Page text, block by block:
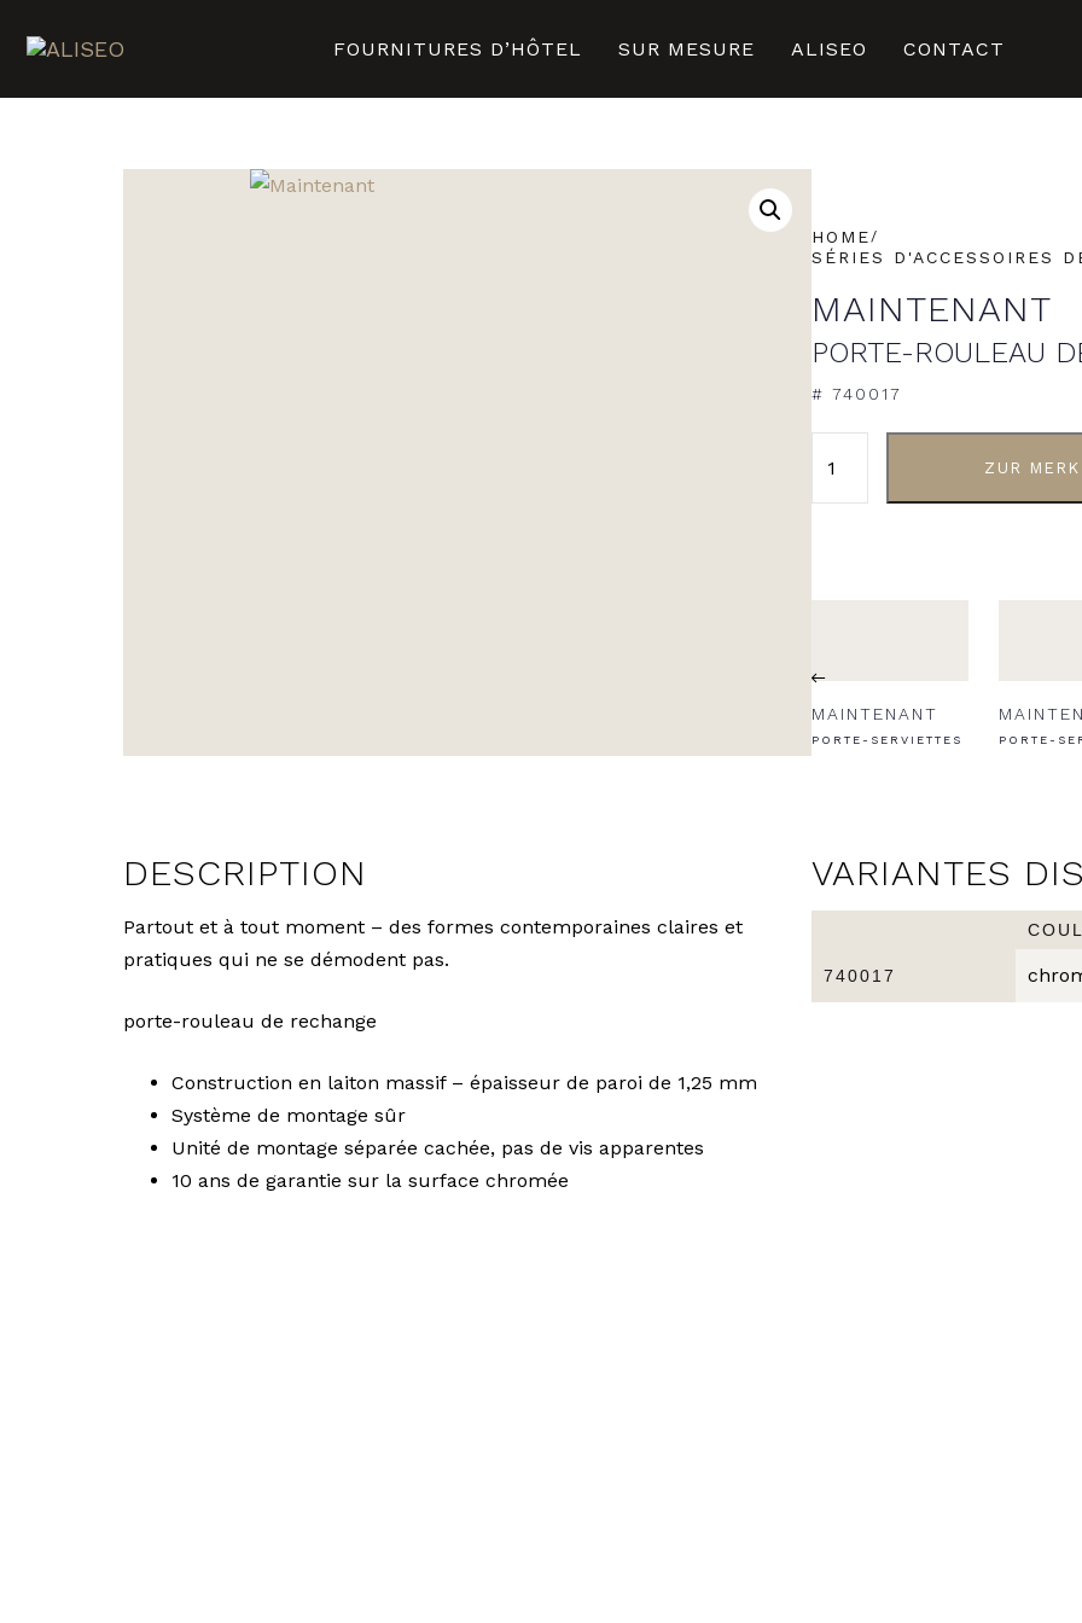
FOURNITURES D’HÔTEL SUR MESURE ALISEO CONTACT
HOME
SÉRIES D'ACCESSOIRES
MAINTENANT
PORTE-ROULEAU
# 740017
ZUR
MAINTENANT
PORTE-SERVIETTES PORTE-
DESCRIPTION
Partout et à tout moment – des formes contemporaines claires et
pratiques qui ne se démodent pas.
porte-rouleau de rechange
Construction en laiton massif – épaisseur de paroi de 1,25 mm
Système de montage sûr
Unité de montage séparée cachée, pas de vis apparentes
10 ans de garantie sur la surface chromée
VARIANTES
740017